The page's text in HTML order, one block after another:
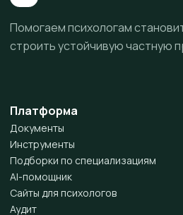
Помогаем психологам
строить устойчивую частную
Платформа
Документы
Инструменты
Подборки по специализациям
AI-помощник
Сайты для психологов
Аудит